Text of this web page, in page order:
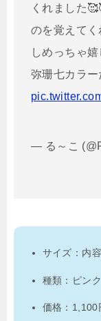
くれました
のを覚えて
しめっちゃ嬉
弥珊七カラ
— る～こ
サイズ：内
種類：ピンク
価格：1,100